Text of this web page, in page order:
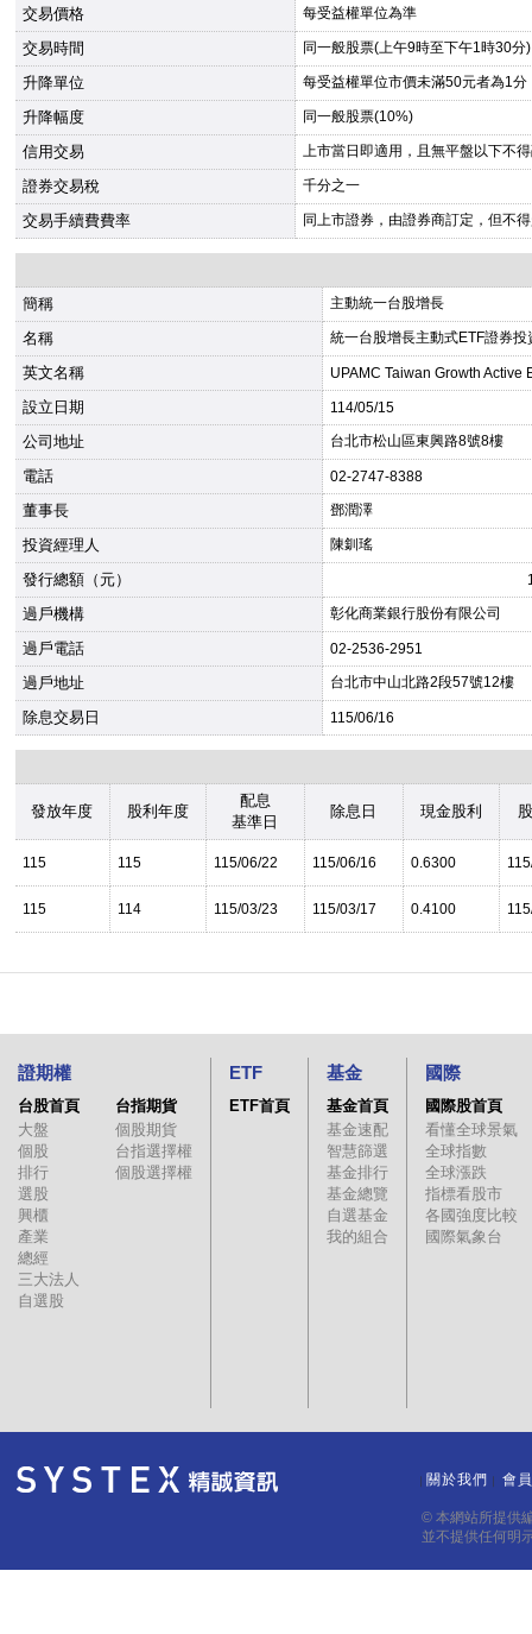
交易價格 每受益權單位為準
交易時間 同一般股票(上午9時至下午1時30分)
升降單位 每受益權單位市價未滿50元者為1
升降幅度 同一般股票(10%)
信用交易 上市當日即適用，且無平盤以下不
證券交易稅 千分之一
交易手續費費率 同上市證券，由證券商訂定，但不
簡稱 主動統一台股增長
名稱 統一台股增長主動式ETF證券投
英文名稱 UPAMC Taiwan Growth Active
設立日期 114/05/15
公司地址 台北市松山區東興路8號8樓
電話 02-2747-8388
董事長 鄧潤澤
投資經理人 陳釧瑤
發行總額（元）
過戶機構 彰化商業銀行股份有限公司
過戶電話 02-2536-2951
過戶地址 台北市中山北路2段57號12樓
除息交易日 115/06/16
發放年度 股利年度
配息
基準日
除息日 現金股利
115 115 115/06/22 115/06/16 0.6300
115 114 115/03/23 115/03/17 0.4100
證期權
台股首頁
大盤
個股
排行
選股
興櫃
產業
總經
三大法人
自選股
台指期貨
個股期貨
台指選擇權
個股選擇權
ETF
ETF首頁
基金
基金首頁
基金速配
智慧篩選
基金排行
基金總覽
自選基金
我的組合
國際
國際股首頁
看懂全球景氣
全球指數
全球漲跌
指標看股市
各國強度比較
國際氣象台
關於我們 會
© 本網站所提供
並不提供任何明